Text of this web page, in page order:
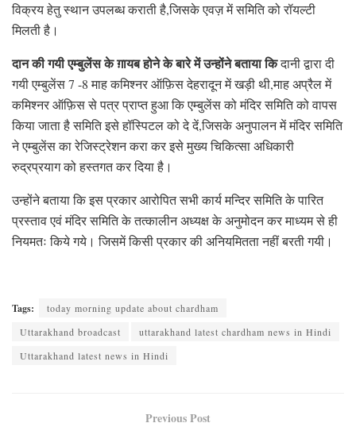
विक्रय हेतु स्थान उपलब्ध कराती है,जिसके एवज़ में समिति को रॉयल्टी
मिलती है।
दान की गयी एम्बुलेंस के ग़ायब होने के बारे में उन्होंने बताया किदानी द्वारा दी
गयी एम्बुलेंस 7 -8 माह कमिश्नर ऑफ़िस देहरादून में खड़ी थी,माह अप्रैल में
कमिश्नर ऑफ़िस से पत्र प्राप्त हुआ कि एम्बुलेंस को मंदिर समिति को वापस
किया जाता है समिति इसे हॉस्पिटल को दे दें,जिसके अनुपालन में मंदिर समिति
ने एम्बुलेंस का रेजिस्ट्रेशन करा कर इसे मुख्य चिकित्सा अधिकारी
रुद्रप्रयाग को हस्तगत कर दिया है।
उन्होंने बताया कि इस प्रकार आरोपित सभी कार्य मन्दिर समिति के पारित
प्रस्ताव एवं मंदिर समिति के तत्कालीन अध्यक्ष के अनुमोदन कर माध्यम से ही
नियमतः किये गये। जिसमें किसी प्रकार की अनियमितता नहीं बरती गयी।
Tags:
today morning update about chardham
Uttarakhand broadcast
uttarakhand latest chardham news in Hindi
Uttarakhand latest news in Hindi
Previous Post